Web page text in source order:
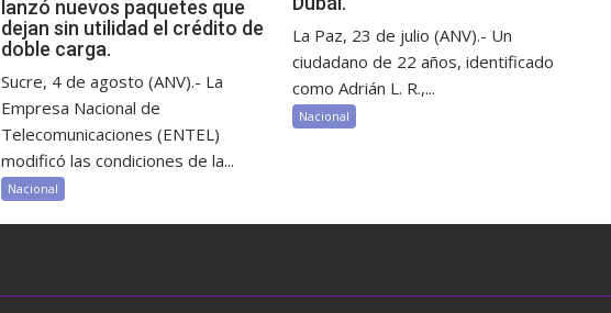
lanzó nuevos paquetes que
dejan sin utilidad el crédito de
doble carga.
Sucre, 4 de agosto (ANV).- La
Empresa Nacional de
Telecomunicaciones (ENTEL)
modificó las condiciones de la...
Nacional
La Paz, 23 de julio (ANV).- Un
ciudadano de 22 años, identificado
como Adrián L. R.,...
Nacional